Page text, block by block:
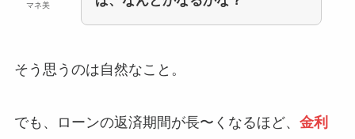
マネ美
そう思うのは自然なこと。
でも、ローンの返済期間が長〜くなるほど、 金利